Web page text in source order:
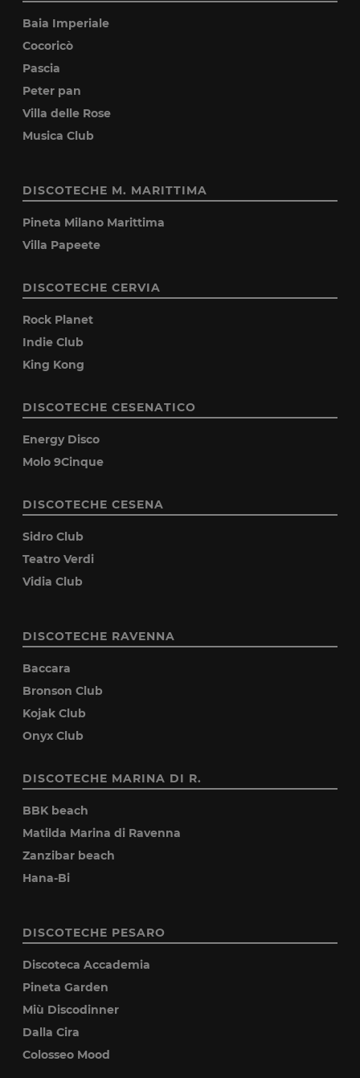
Baia Imperiale
Cocoricò
Pascia
Peter pan
Villa delle Rose
Musica Club
DISCOTECHE M. MARITTIMA
Pineta Milano Marittima
Villa Papeete
DISCOTECHE CERVIA
Rock Planet
Indie Club
King Kong
DISCOTECHE CESENATICO
Energy Disco
Molo 9Cinque
DISCOTECHE CESENA
Sidro Club
Teatro Verdi
Vidia Club
DISCOTECHE RAVENNA
Baccara
Bronson Club
Kojak Club
Onyx Club
DISCOTECHE MARINA DI R.
BBK beach
Matilda Marina di Ravenna
Zanzibar beach
Hana-Bi
DISCOTECHE PESARO
Discoteca Accademia
Pineta Garden
Miù Discodinner
Dalla Cira
Colosseo Mood